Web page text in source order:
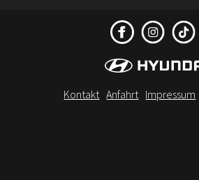
Kontakt Anfahrt Impressum